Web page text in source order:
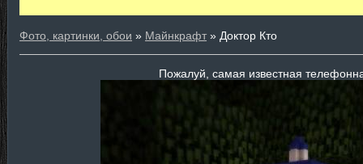
Фото, картинки, обои » Майнкрафт » Доктор Кто
Пожалуй, самая известная